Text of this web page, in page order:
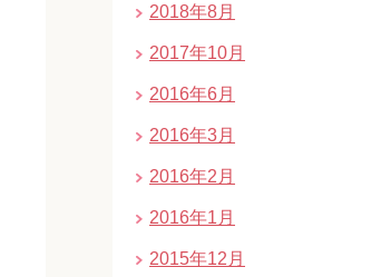
2018年8月
2017年10月
2016年6月
2016年3月
2016年2月
2016年1月
2015年12月